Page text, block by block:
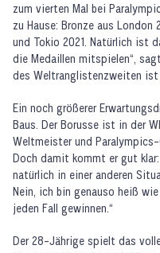
zum vierten Mal bei
zu Hause: Bronze aus London
und Tokio 2021. Natürlich ist
die Medaillen mitspielen“,
des Weltranglistenzweiten ist
Ein noch größerer
Baus. Der Borusse ist in der
Weltmeister und
Doch damit kommt er gut
natürlich in einer anderen
Nein, ich bin genauso heiß
jeden Fall gewinnen.“
Der 28-Jährige spielt das